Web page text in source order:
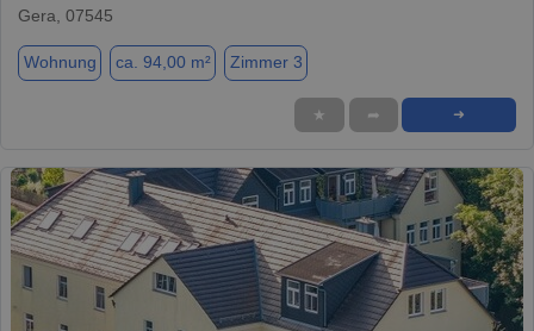
Gera, 07545
Wohnung ca. 94,00 m² Zimmer 3
★ ➦ ➜